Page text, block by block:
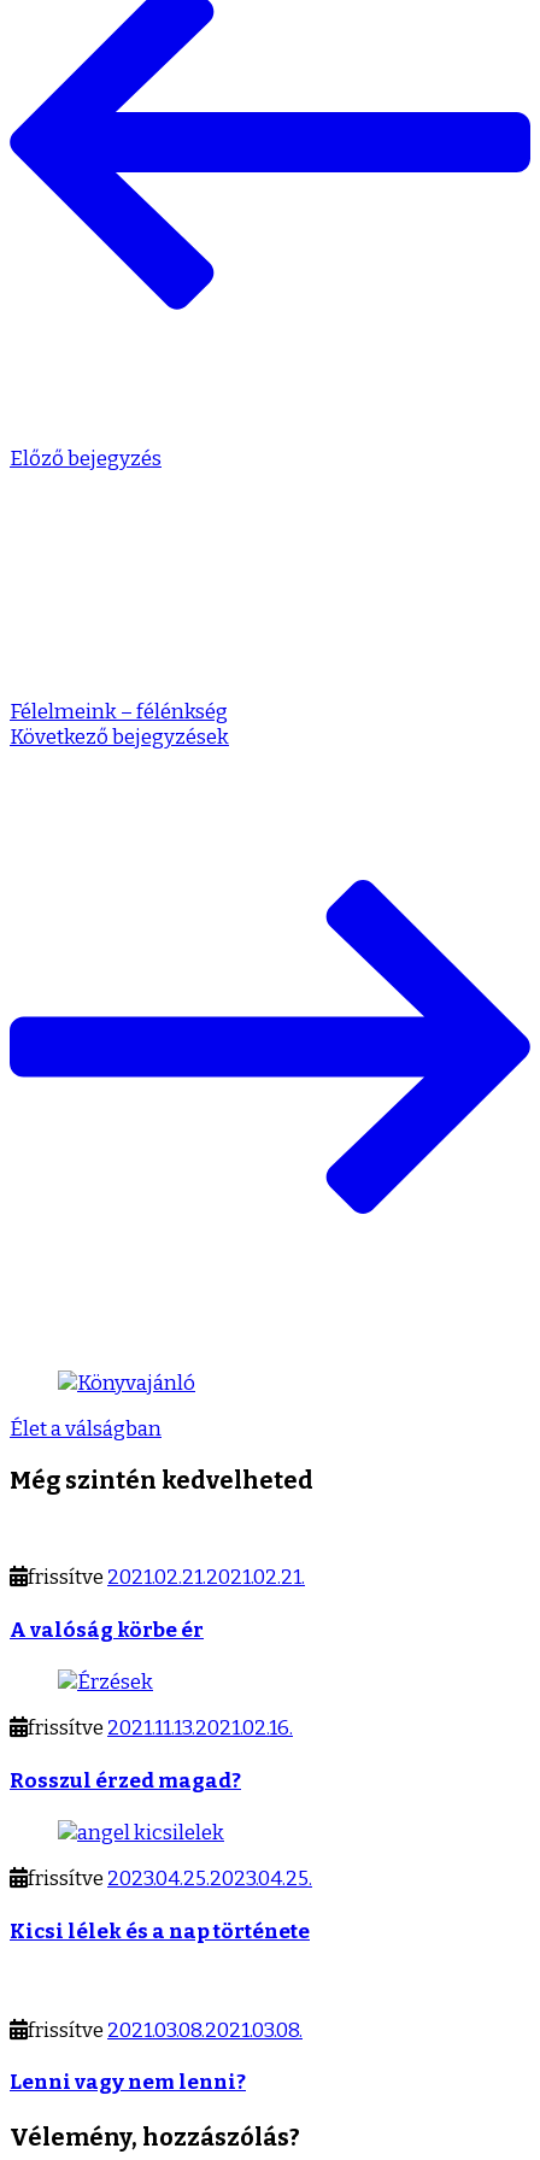
Előző bejegyzés
Félelmeink – félénkség
Következő bejegyzések
Élet a válságban
Még szintén kedvelheted
frissítve 2021.02.21.2021.02.21.
A valóság körbe ér
frissítve 2021.11.13.2021.02.16.
Rosszul érzed magad?
frissítve 2023.04.25.2023.04.25.
Kicsi lélek és a nap története
frissítve 2021.03.08.2021.03.08.
Lenni vagy nem lenni?
Vélemény, hozzászólás?